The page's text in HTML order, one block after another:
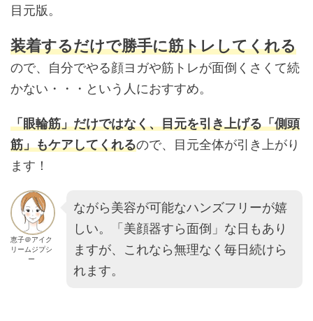
目元版。
装着するだけで勝手に筋トレしてくれる
ので、自分でやる顔ヨガや筋トレが面倒くさくて続
かない・・・という人におすすめ。
「眼輪筋」だけではなく、目元を引き上げる「側頭
筋」もケアしてくれるので、目元全体が引き上がり
ます！
恵子＠アイク
リームジプシ
ー
ながら美容が可能なハンズフリーが嬉
しい。「美顔器すら面倒」な日もあり
ますが、これなら無理なく毎日続けら
れます。